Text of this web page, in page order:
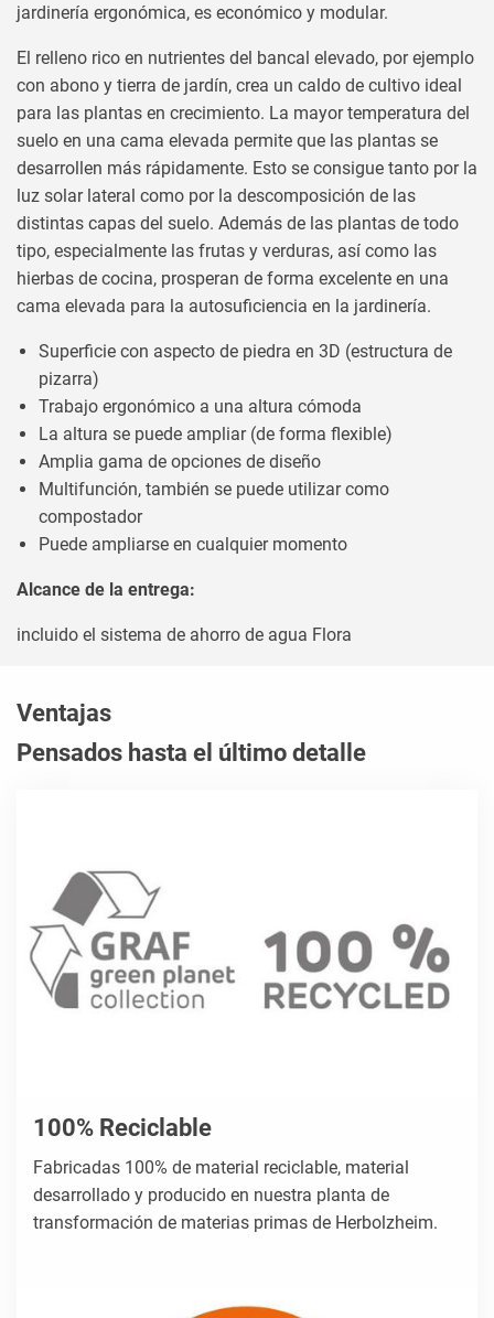
jardinería ergonómica, es económico y modular.
El relleno rico en nutrientes del bancal elevado, por ejemplo
con abono y tierra de jardín, crea un caldo de cultivo ideal
para las plantas en crecimiento. La mayor temperatura del
suelo en una cama elevada permite que las plantas se
desarrollen más rápidamente. Esto se consigue tanto por la
luz solar lateral como por la descomposición de las
distintas capas del suelo. Además de las plantas de todo
tipo, especialmente las frutas y verduras, así como las
hierbas de cocina, prosperan de forma excelente en una
cama elevada para la autosuficiencia en la jardinería.
Superficie con aspecto de piedra en 3D (estructura de
pizarra)
Trabajo ergonómico a una altura cómoda
La altura se puede ampliar (de forma flexible)
Amplia gama de opciones de diseño
Multifunción, también se puede utilizar como
compostador
Puede ampliarse en cualquier momento
Alcance de la entrega:
incluido el sistema de ahorro de agua Flora
Ventajas
Pensados hasta el último detalle
100% Reciclable
Fabricadas 100% de material reciclable, material
desarrollado y producido en nuestra planta de
transformación de materias primas de Herbolzheim.